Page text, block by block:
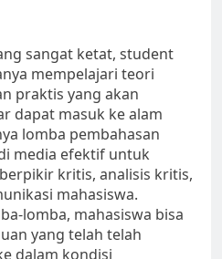
sangat ketat, student
mempelajari teori
praktis yang akan
dapat masuk ke alam
lomba pembahasan
media efektif untuk
kritis, analisis kritis,
mahasiswa.
lomba, mahasiswa bisa
yang telah telah
dalam kondisi